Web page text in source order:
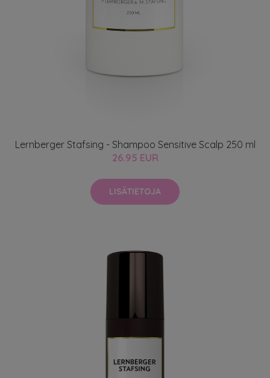
Lernberger Stafsing - Shampoo Sensitive Scalp 250 ml
26.95 EUR
LISÄTIETOJA